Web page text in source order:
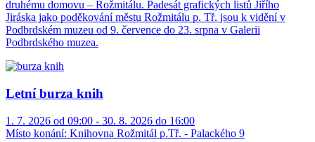
druhému domovu – Rožmitálu. Padesát grafických listů Jiřího
Jiráska jako poděkování městu Rožmitálu p. Tř. jsou k vidění v
Podbrdském muzeu od 9. července do 23. srpna v Galerii
Podbrdského muzea.
Letní burza knih
1. 7. 2026 od 09:00 - 30. 8. 2026 do 16:00
Místo konání: Knihovna Rožmitál p.Tř. - Palackého 9